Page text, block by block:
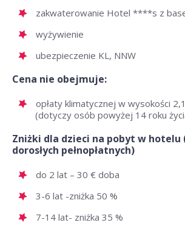
zakwaterowanie Hotel ****s z
wyżywienie
ubezpieczenie KL, NNW
Cena nie obejmuje:
opłaty klimatycznej w wysokości
(dotyczy osób powyżej 14 roku
Zniżki dla dzieci na pobyt w hotelu
dorosłych pełnopłatnych)
do 2 lat – 30 € doba
3-6 lat -zniżka 50 %
7-14 lat- zniżka 35 %